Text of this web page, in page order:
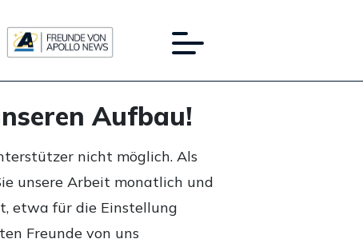
Aufbau!
nicht möglich. Als
unsere Arbeit monatlich und
etwa für die Einstellung
Freunde von uns